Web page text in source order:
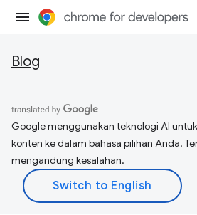
Blog
Google menggunakan teknologi AI
konten ke dalam bahasa pilihan Anda.
mengandung kesalahan.